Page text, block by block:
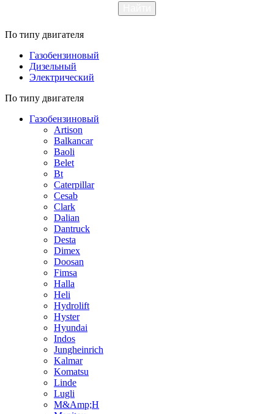
По типу двигателя
Газобензиновый
Дизельный
Электрический
По типу двигателя
Газобензиновый
Artison
Balkancar
Baoli
Belet
Bt
Caterpillar
Cesab
Clark
Dalian
Dantruck
Desta
Dimex
Doosan
Fimsa
Halla
Heli
Hydrolift
Hyster
Hyundai
Indos
Jungheinrich
Kalmar
Komatsu
Linde
Lugli
M&Amp;H